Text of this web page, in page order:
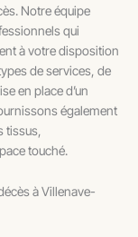
Notre équipe
qui
à votre disposition
de services, de
en place d’un
également
tissus,
touché.
à Villenave-